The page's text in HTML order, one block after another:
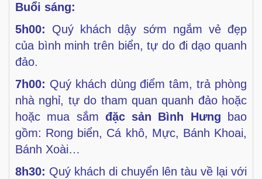
Buổi sáng:
5h00: Quý khách dậy sớm ngắm vẻ đẹp
của bình minh trên biển, tự do đi dạo quanh
đảo.
7h00: Quý khách dùng điểm tâm, trả phòng
nhà nghỉ, tự do tham quan quanh đảo hoặc
hoặc mua sắm đặc sản Bình Hưng bao
gồm: Rong biển, Cá khô, Mực, Bánh Khoai,
Bánh Xoài…
8h30: Quý khách di chuyển lên tàu về lại với